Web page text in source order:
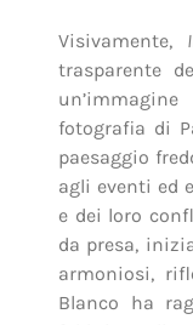
Visivamente,
trasparente
fotografia di
paesaggio
agli eventi ed
e dei loro
da presa,
armoniosi,
Blanco ha